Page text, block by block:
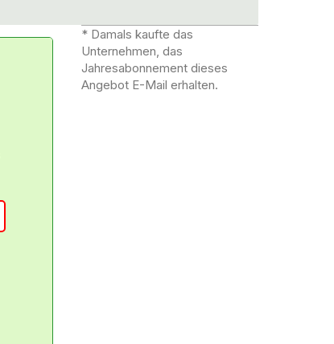
* Damals kaufte das
Unternehmen, das
Jahresabonnement dieses
Angebot E-Mail erhalten.